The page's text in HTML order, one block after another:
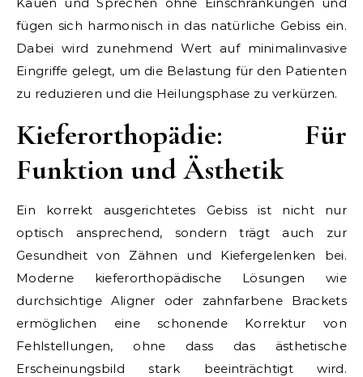
fügen sich harmonisch in das natürliche Gebiss ein.
Dabei wird zunehmend Wert auf minimalinvasive
Eingriffe gelegt, um die Belastung für den Patienten
zu reduzieren und die Heilungsphase zu verkürzen.
Kieferorthopädie: Für
Funktion und Ästhetik
Ein korrekt ausgerichtetes Gebiss ist nicht nur
optisch ansprechend, sondern trägt auch zur
Gesundheit von Zähnen und Kiefergelenken bei.
Moderne kieferorthopädische Lösungen wie
durchsichtige Aligner oder zahnfarbene Brackets
ermöglichen eine schonende Korrektur von
Fehlstellungen, ohne dass das ästhetische
Erscheinungsbild stark beeinträchtigt wird.